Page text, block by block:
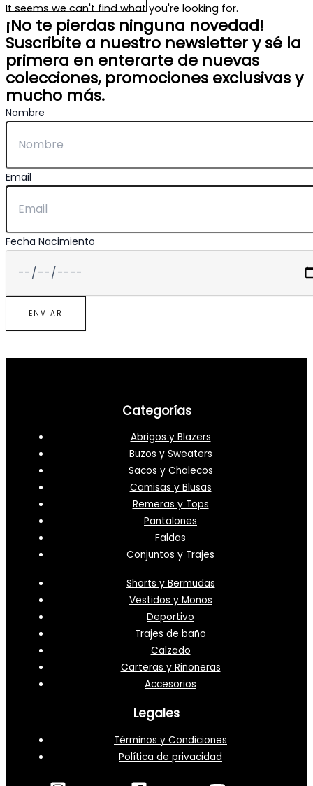
It seems we can't find what you're looking for.
¡No te pierdas ninguna novedad!
Suscribite a nuestro newsletter y sé la
primera en enterarte de nuevas
colecciones, promociones exclusivas y
mucho más.
Nombre
Email
Fecha Nacimiento
ENVIAR
Categorías
Abrigos y Blazers
Buzos y Sweaters
Sacos y Chalecos
Camisas y Blusas
Remeras y Tops
Pantalones
Faldas
Conjuntos y Trajes
Shorts y Bermudas
Vestidos y Monos
Deportivo
Trajes de baño
Calzado
Carteras y Riñoneras
Accesorios
Legales
Términos y Condiciones
Política de privacidad